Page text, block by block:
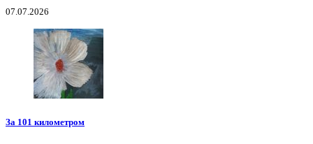
07.07.2026
За 101 километром